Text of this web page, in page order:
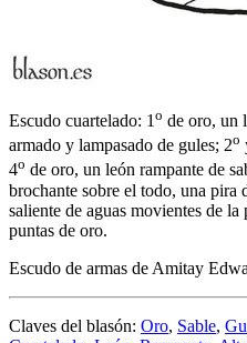
Escudo cuartelado: 1 o de oro, un
armado y lampasado de gules; 2o
4o de oro, un león rampante de
brochante sobre el todo, una pira
saliente de aguas movientes de
puntas de oro.
Escudo de armas de Amitay
Claves del blasón: Oro, Sable,